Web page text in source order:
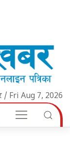
/ Fri Aug 7, 2026